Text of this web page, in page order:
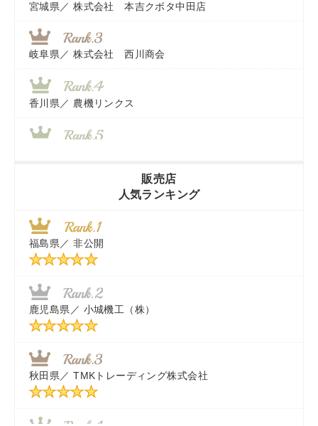
宮城県／ 株式会社 本吉クボタ中田店
岐阜県／ 株式会社 西川商会
香川県／ 農機リンクス
近江商事合同会社：「茨城中古農建機販売」
千葉県／ 株式会社テクノ・タカ
福岡県／株式会社カドワキ機械（旧ナカガワ農機商会）
東京都／
秋田県／ TMKトレーディング株式会社
販売店
人気ランキング
福島県／ 非公開
鹿児島県／ 小城機工（株）
秋田県／ TMKトレーディング株式会社